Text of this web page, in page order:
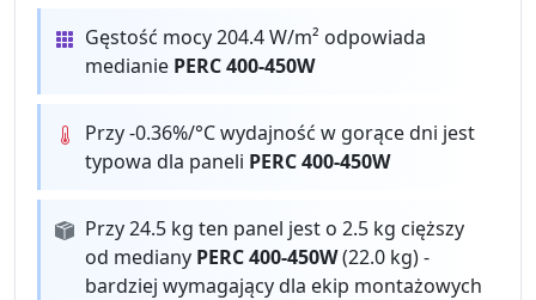
Gęstość mocy 204.4 W/m² odpowiada
medianie PERC 400-450W
Przy -0.36%/°C wydajność w gorące dni jest
typowa dla paneli PERC 400-450W
Przy 24.5 kg ten panel jest o 2.5 kg cięższy
od mediany PERC 400-450W(22.0 kg) -
bardziej wymagający dla ekip montażowych